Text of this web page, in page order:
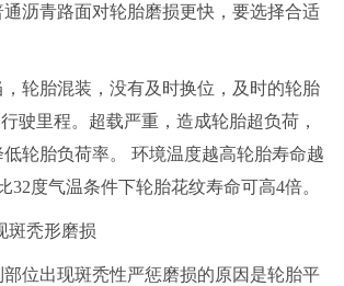
沥青路面对轮胎磨损更快，要选择合适
轮胎混装，没有及时换位，及时的轮胎
驶里程。超载严重，造成轮胎超负荷，
轮胎负荷率。 环境温度越高轮胎寿命越
32度气温条件下轮胎花纹寿命可高4倍。
斑秃形磨损
位出现斑秃性严惩磨损的原因是轮胎平